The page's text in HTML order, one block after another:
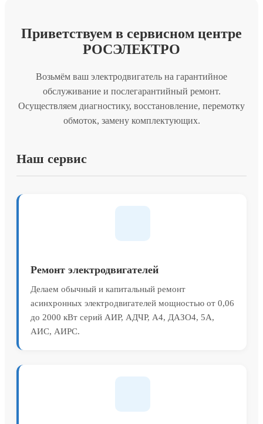
Приветствуем в сервисном центре
РОСЭЛЕКТРО
Возьмём ваш электродвигатель на гарантийное
обслуживание и послегарантийный ремонт.
Осуществляем диагностику, восстановление, перемотку
обмоток, замену комплектующих.
Наш сервис
Ремонт электродвигателей
Делаем обычный и капитальный ремонт
асинхронных электродвигателей мощностью от 0,06
до 2000 кВт серий АИР, АДЧР, А4, ДАЗО4, 5А,
АИС, АИРС.